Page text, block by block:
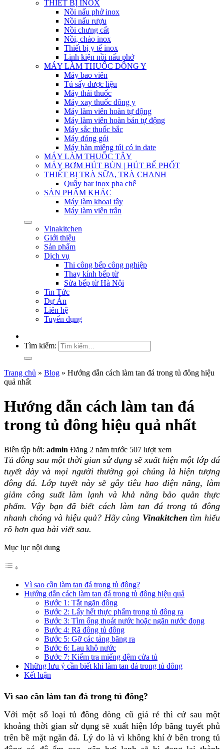
THIẾT BỊ INOX
Nồi nấu phở inox
Nồi nấu rượu
Nồi chưng cất
Nồi, chảo inox
Thiết bị y tế inox
Linh kiện nồi nấu phở
MÁY LÀM THUỐC ĐÔNG Y
Máy bao viên
Tủ sấy dược liệu
Máy thái thuốc
Máy xay thuốc đông y
Máy làm viên hoàn tự động
Máy làm viên hoàn bán tự động
Máy sắc thuốc bắc
Máy đóng gói
Máy hàn miệng túi có in date
MÁY LÀM THUỐC TÂY
MÁY BƠM HÚT BÙN | HÚT BỂ PHỐT
THIẾT BỊ TRÀ SỮA, TRÀ CHANH
Quầy bar inox pha chế
SẢN PHẨM KHÁC
Máy làm khoai tây
Máy làm viên trân
Vinakitchen
Giới thiệu
Sản phẩm
Dịch vụ
Thi công bếp công nghiệp
Thay kính bếp từ
Sửa bếp từ Hà Nội
Tin Tức
Dự Án
Liên hệ
Tuyển dụng
Tìm kiếm:
Trang chủ » Blog » Hướng dẫn cách làm tan đá trong tủ đông hiệu
quả nhất
Hướng dẫn cách làm tan đá
trong tủ đông hiệu quả nhất
Biên tập bởi: admin Đăng 2 năm trước 507 lượt xem
Tủ đông sau một thời gian sử dụng sẽ xuất hiện một lớp đá
tuyết dày và mọi người thường gọi chúng là hiện tượng
đông đá. Lớp tuyết này sẽ gây tiêu hao điện năng, làm
giảm công suất làm lạnh và khả năng bảo quản thực
phẩm. Vậy bạn đã biếtcách làm tan đá trong tủ đông
nhanh chóng và hiệu quả? Hãy cùng Vinakitchen tìm hiểu
rõ hơn qua bài viết sau.
Mục lục nội dung
Vì sao cần làm tan đá trong tủ đông?
Hướng dẫn cách làm tan đá trong tủ đông hiệu quả
Bước 1: Tắt ngăn đông
Bước 2: Lấy hết thực phẩm trong tủ đông ra
Bước 3: Tìm ống thoát nước hoặc ngăn nước đọng
Bước 4: Rã đông tủ đông
Bước 5: Gỡ các tảng băng ra
Bước 6: Lau khô nước
Bước 7: Kiểm tra miếng đệm cửa tủ
Những lưu ý cần biết khi làm tan đá trong tủ đông
Kết luận
Vì sao cần làm tan đá trong tủ đông?
Với một số loại tủ đông dòng cũ giá rẻ thì cứ sau một
khoảng thời gian sử dụng sẽ xuất hiện lớp băng tuyết phủ
trên bề mặt ngăn đá. Lý do là vì không khí ở bên trong tủ